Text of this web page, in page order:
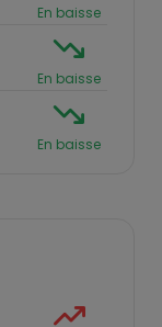
En baisse
En baisse
En baisse